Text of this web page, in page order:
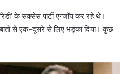
के सक्सेस पार्टी एन्जॉय कर रहे थे।
से एक-दूसरे से लिए भड़का दिया। कुछ